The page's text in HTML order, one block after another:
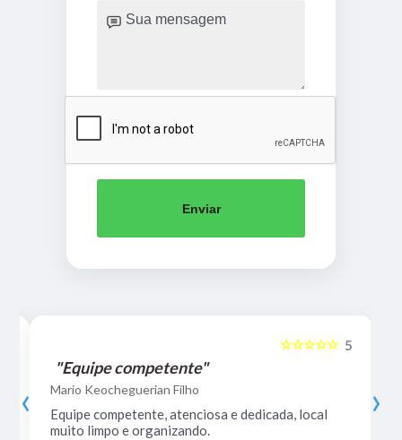
Enviar
5
☆☆☆☆☆
"Equipe competente"
Mario Keocheguerian Filho
Equipe competente, atenciosa e dedicada, local
muito limpo e organizando.
‹ ›